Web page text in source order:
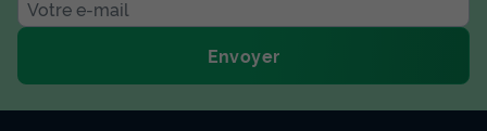
Envoyer